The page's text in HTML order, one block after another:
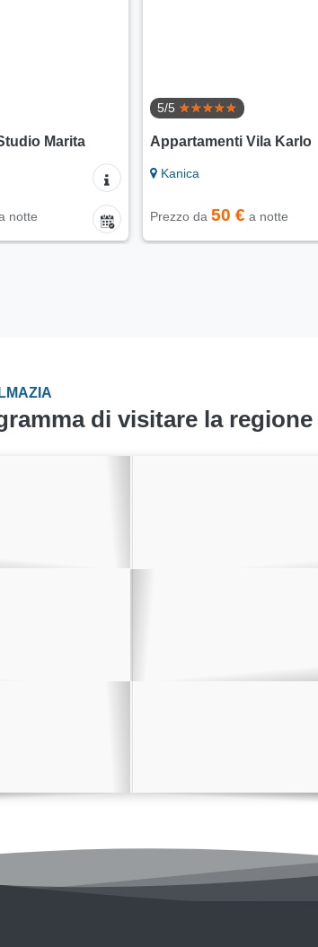
Marita
notte
5/5
Appartamenti Vila Karlo
Kanica
Prezzo da 50 € a notte
di visitare la